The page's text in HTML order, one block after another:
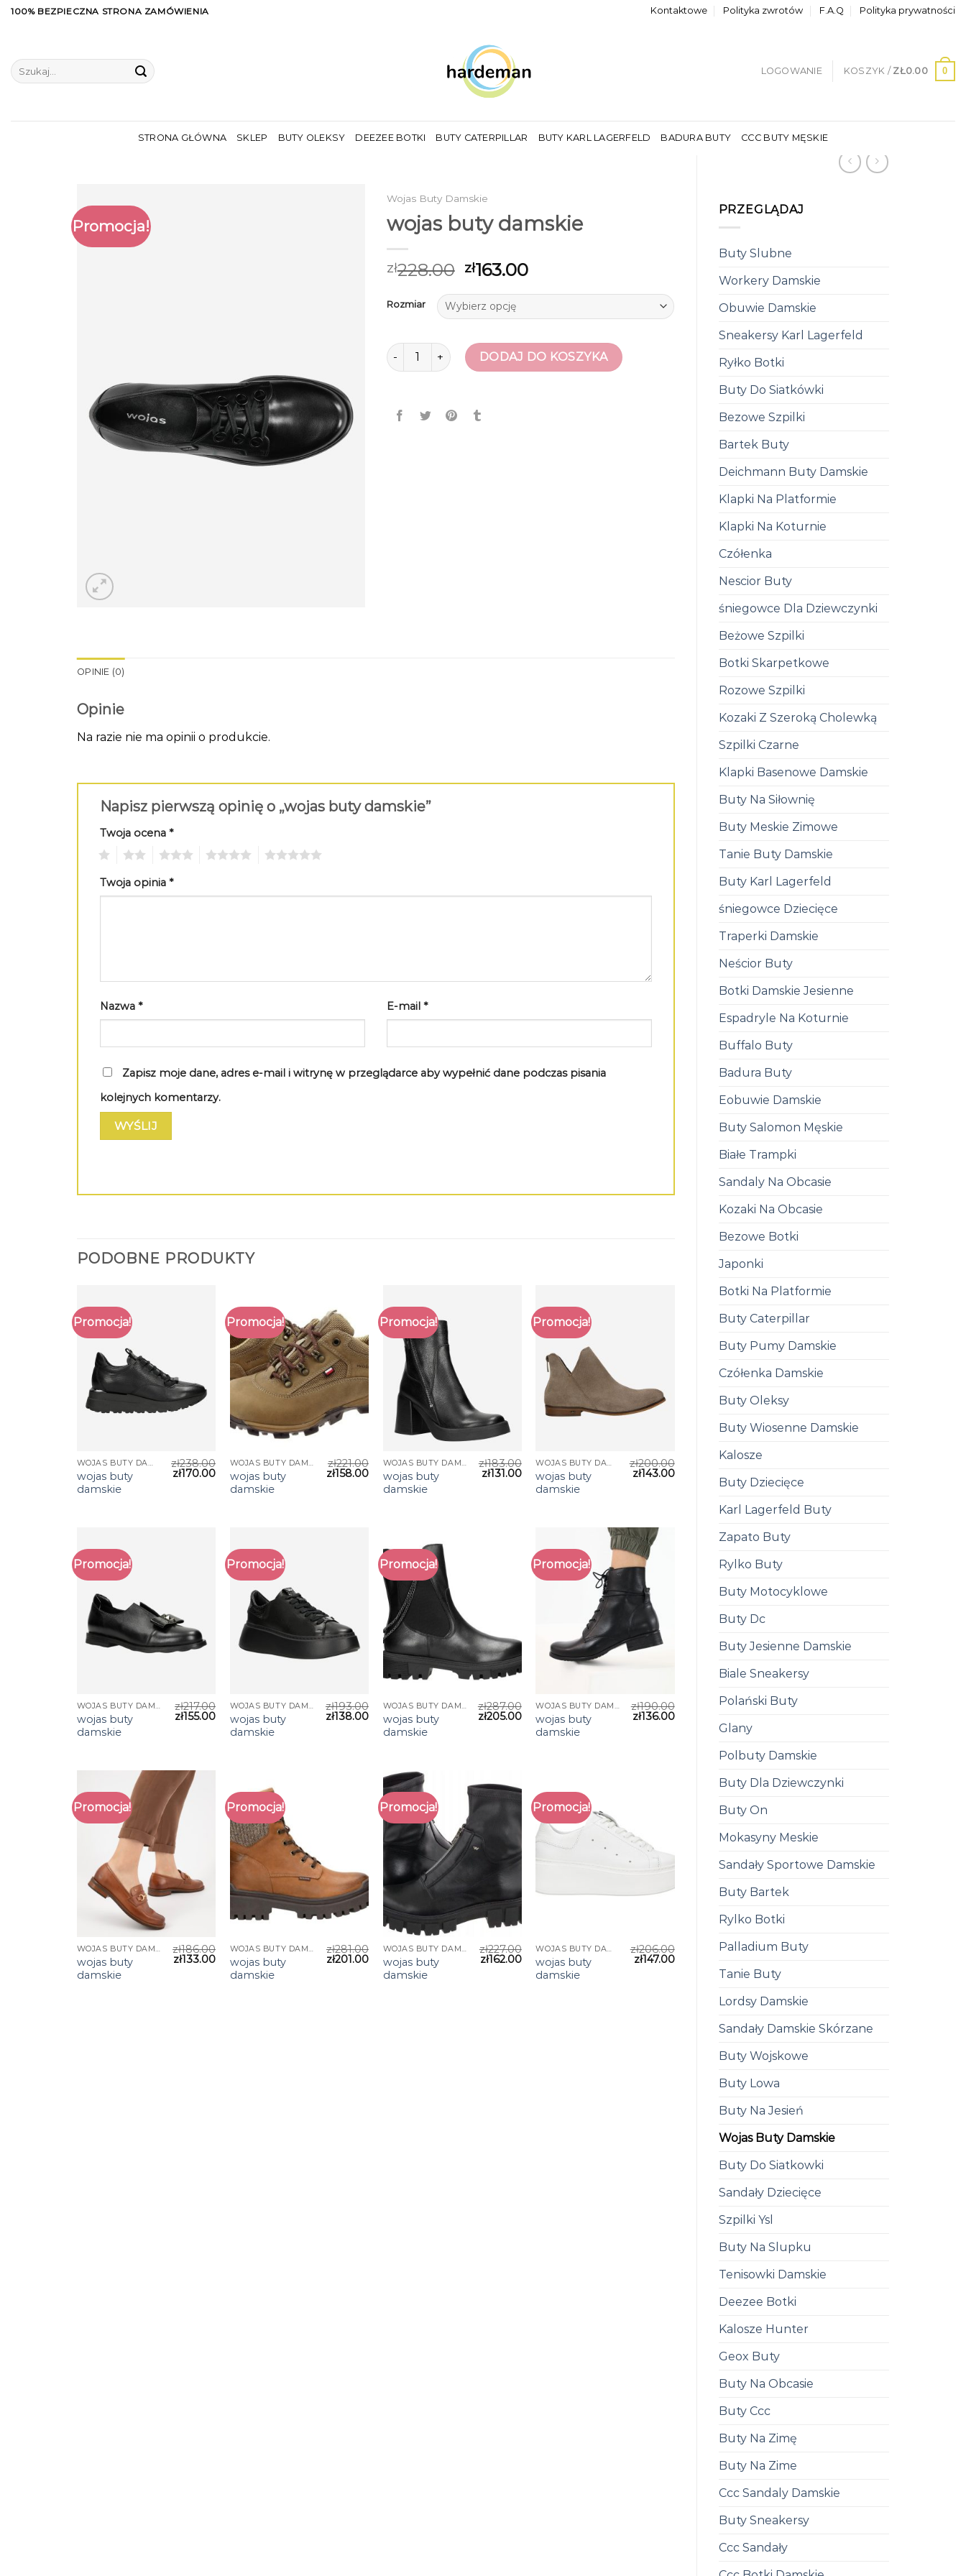
Skip100% BEZPIECZNA STRONA ZAMÓWIENIA Kontaktowe Polityka zwrotów F.A.Q Polityka prywatności
Szukaj:
LOGOWANIE KOSZYK / ZŁ0.00 0
STRONA GŁÓWNA SKLEP BUTY OLEKSY DEEZEE BOTKI BUTY CATERPILLAR BUTY KARL LAGERFELD BADURA BUTY CCC BUTY MĘSKIE
PRZEGLĄDAJ
Buty Slubne
Workery Damskie
Obuwie Damskie
Sneakersy Karl Lagerfeld
Ryłko Botki
Buty Do Siatkówki
Bezowe Szpilki
Bartek Buty
Deichmann Buty Damskie
Klapki Na Platformie
Klapki Na Koturnie
Czółenka
Nescior Buty
śniegowce Dla Dziewczynki
Beżowe Szpilki
Botki Skarpetkowe
Rozowe Szpilki
Kozaki Z Szeroką Cholewką
Szpilki Czarne
Klapki Basenowe Damskie
Buty Na Siłownię
Buty Meskie Zimowe
Tanie Buty Damskie
Buty Karl Lagerfeld
śniegowce Dziecięce
Traperki Damskie
Neścior Buty
Botki Damskie Jesienne
Espadryle Na Koturnie
Buffalo Buty
Badura Buty
Eobuwie Damskie
Buty Salomon Męskie
Białe Trampki
Sandaly Na Obcasie
Kozaki Na Obcasie
Bezowe Botki
Japonki
Botki Na Platformie
Buty Caterpillar
Buty Pumy Damskie
Czółenka Damskie
Buty Oleksy
Buty Wiosenne Damskie
Kalosze
Buty Dziecięce
Karl Lagerfeld Buty
Zapato Buty
Rylko Buty
Buty Motocyklowe
Buty Dc
Buty Jesienne Damskie
Biale Sneakersy
Polański Buty
Glany
Polbuty Damskie
Buty Dla Dziewczynki
Buty On
Mokasyny Meskie
Sandały Sportowe Damskie
Buty Bartek
Rylko Botki
Palladium Buty
Tanie Buty
Lordsy Damskie
Sandały Damskie Skórzane
Buty Wojskowe
Buty Lowa
Buty Na Jesień
Wojas Buty Damskie
Buty Do Siatkowki
Sandały Dziecięce
Szpilki Ysl
Buty Na Slupku
Tenisowki Damskie
Deezee Botki
Kalosze Hunter
Geox Buty
Buty Na Obcasie
Buty Ccc
Buty Na Zimę
Buty Na Zime
Ccc Sandaly Damskie
Buty Sneakersy
Ccc Sandały
Promocja!
Wojas Buty Damskie
wojas buty damskie
zł228.00 zł163.00
Rozmiar
ilość wojas buty damskieDODAJ DO KOSZYKA
OPINIE (0)
Opinie
Na razie nie ma opinii o produkcie.
Napisz pierwszą opinię o „wojas buty damskie”
Twoja ocena *
Twoja opinia *
Nazwa * E-mail *
Zapisz moje dane, adres e-mail i witrynę w przeglądarce aby wypełnić dane podczas pisania
kolejnych komentarzy.
PODOBNE PRODUKTY
Promocja!
WOJAS BUTY DAMSKIE
wojas buty
damskie
zł238.00
zł170.00
Promocja!
WOJAS BUTY DAMSKIE
wojas buty
damskie
zł221.00
zł158.00
Promocja!
WOJAS BUTY DAMSKIE
wojas buty
damskie
zł183.00
zł131.00
Promocja!
WOJAS BUTY DAMSKIE
wojas buty
damskie
zł200.00
zł143.00
Promocja!
WOJAS BUTY DAMSKIE
wojas buty
damskie
zł217.00
zł155.00
Promocja!
WOJAS BUTY DAMSKIE
wojas buty
damskie
zł193.00
zł138.00
Promocja!
WOJAS BUTY DAMSKIE
wojas buty
damskie
zł287.00
zł205.00
Promocja!
WOJAS BUTY DAMSKIE
wojas buty
damskie
zł190.00
zł136.00
Promocja!
WOJAS BUTY DAMSKIE
wojas buty
damskie
zł186.00
zł133.00
Promocja!
WOJAS BUTY DAMSKIE
wojas buty
damskie
zł281.00
zł201.00
Promocja!
WOJAS BUTY DAMSKIE
wojas buty
damskie
zł227.00
zł162.00
Promocja!
WOJAS BUTY DAMSKIE
wojas buty
damskie
zł206.00
zł147.00